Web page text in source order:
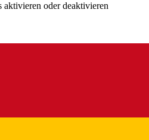
aktivieren oder deaktivieren